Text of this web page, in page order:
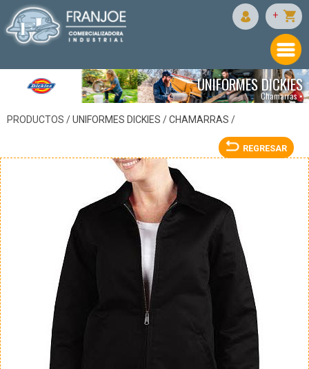
+
UNIFORMES DICKIES
Chamarras •
PRODUCTOS /UNIFORMES DICKIES /CHAMARRAS /
REGRESAR